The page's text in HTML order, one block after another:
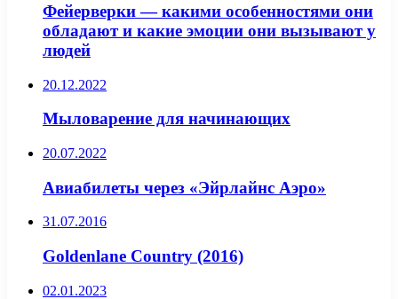
Фейерверки — какими особенностями они
обладают и какие эмоции они вызывают у
людей
20.12.2022
Мыловарение для начинающих
20.07.2022
Авиабилеты через «Эйрлайнс Аэро»
31.07.2016
Goldenlane Country (2016)
02.01.2023